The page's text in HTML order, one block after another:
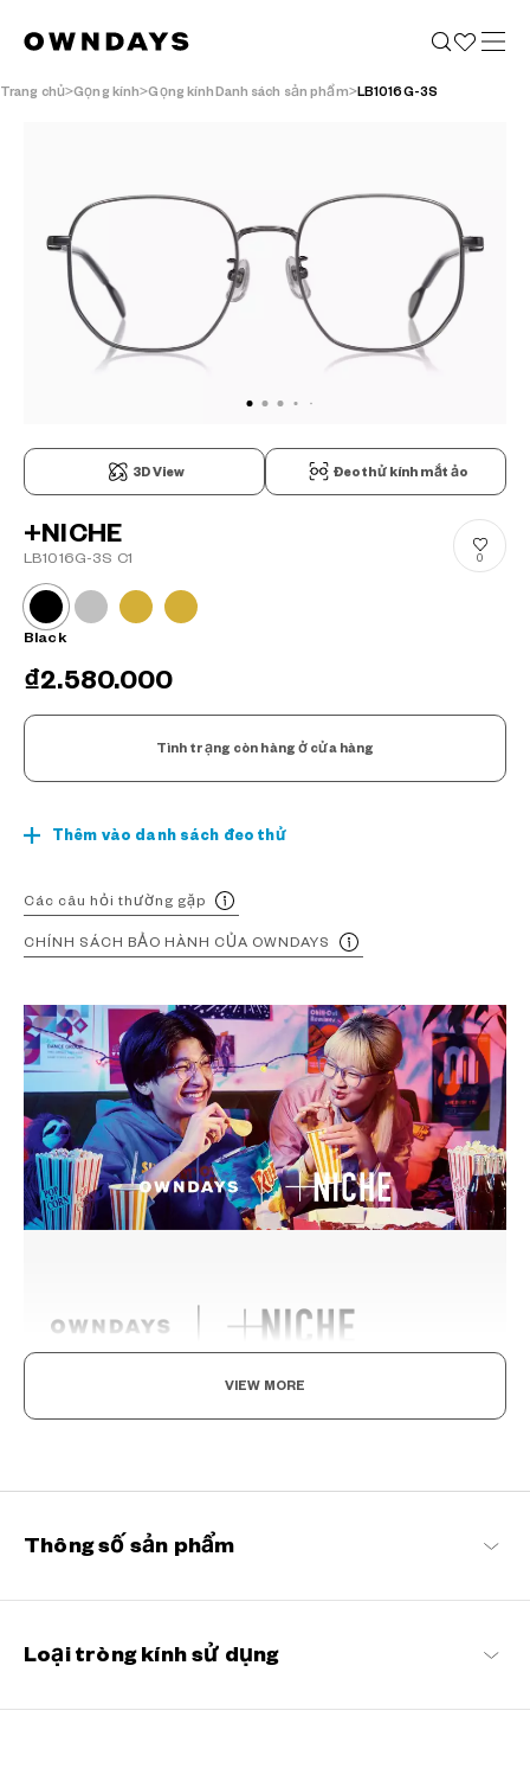
Trang chủ Gọng kính Gọng kínhDanh sách sản phẩm LB1016G-3S
3D View Đeo thử kính mắt ảo
+NICHE
LB1016G-3S C1 0
Black
₫2.580.000
Tình trạng còn hàng ở cửa hàng
Thêm vào danh sách đeo thử
Các câu hỏi thường gặp
CHÍNH SÁCH BẢO HÀNH CỦA OWNDAYS
Thỏa sức đón đầu xu hướng mới, Thể hiện phong
dòng sản phẩm kính hoàn hảo giúp bạn có thể tìm thấy phong
+NICHE Danh sách sản phẩm
VIEW MORE
Thông số sản phẩm
Loại tròng kính sử dụng